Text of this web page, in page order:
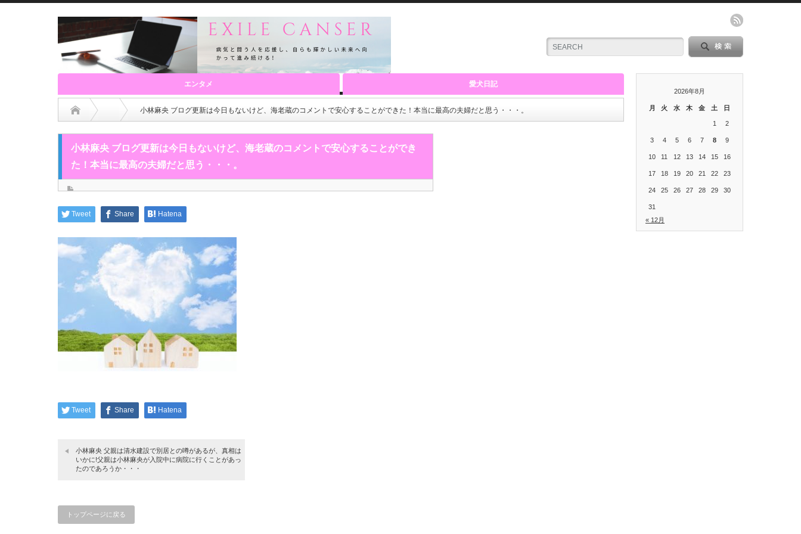
エンタメ 愛犬日記
小林麻央 ブログ更新は今日もないけど、海老蔵のコメントで安心することができた！本当に最高の夫婦だと思う・・・。
小林麻央 ブログ更新は今日もないけど、海老蔵のコメントで安心することができ
た！本当に最高の夫婦だと思う・・・。
Tweet Share Hatena
Tweet Share Hatena
小林麻央 父親は清水建設で別居との噂があるが、真相は
いかに!父親は小林麻央が入院中に病院に行くことがあっ
たのであろうか・・・
トップページに戻る
2026年8月
月 火 水 木 金 土 日
1 2
3 4 5 6 7 8 9
10 11 12 13 14 15 16
17 18 19 20 21 22 23
24 25 26 27 28 29 30
31
« 12月